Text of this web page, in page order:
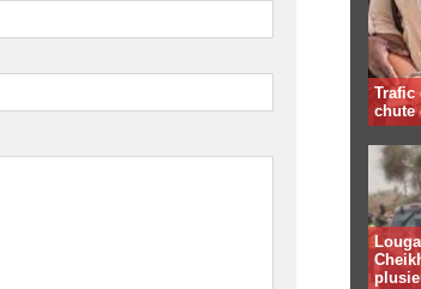
Trafic
chute